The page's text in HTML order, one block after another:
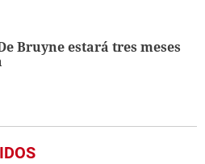
Bruyne estará tres meses